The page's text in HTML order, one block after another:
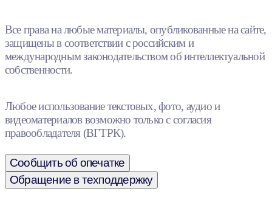
Все права на любые материалы, опубликованные на сайте,
защищены в соответствии с российским и
международным законодательством об интеллектуальной
собственности.
Любое использование текстовых, фото, аудио и
видеоматериалов возможно только с согласия
правообладателя (ВГТРК).
Сообщить об опечатке
Обращение в техподдержку